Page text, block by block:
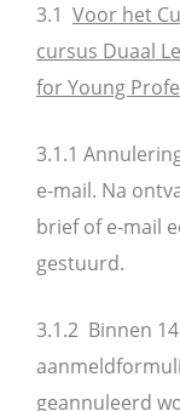
3.1 Voor het
cursus Duaal
for Young
3.1.1
e-mail. Na
brief of e-mail
gestuurd.
3.1.2 Binnen
geannuleerd